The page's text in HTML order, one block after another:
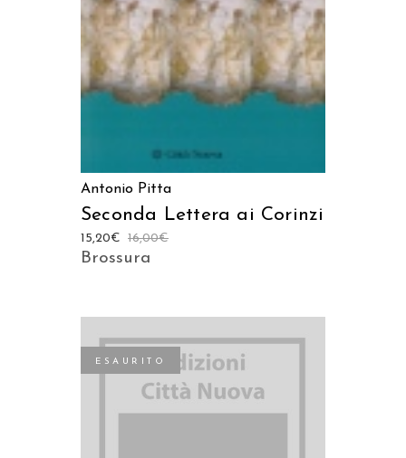
Antonio Pitta
Seconda Lettera ai Corinzi
16,00€
15,20€
Brossura
ESAURITO